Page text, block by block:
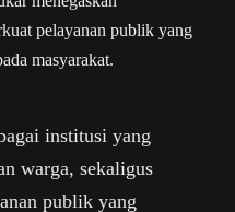
pelayanan publik yang
masyarakat.
institusi yang
warga, sekaligus
publik yang